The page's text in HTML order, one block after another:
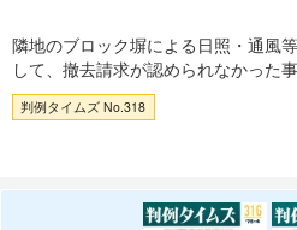
隣地のブロック塀による日照・通風
して、撤去請求が認められなかった
判例タイムズ No.318